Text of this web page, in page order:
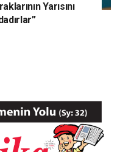
Yarısını